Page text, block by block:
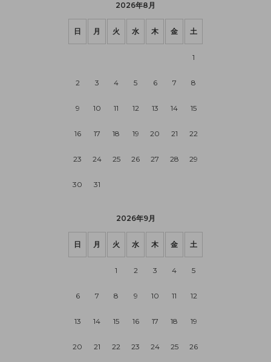
2026年8月
日 月 火 水 木 金 土
1
2 3 4 5 6 7 8
9 10 11 12 13 14 15
16 17 18 19 20 21 22
23 24 25 26 27 28 29
30 31
2026年9月
日 月 火 水 木 金 土
1 2 3 4 5
6 7 8 9 10 11 12
13 14 15 16 17 18 19
20 21 22 23 24 25 26